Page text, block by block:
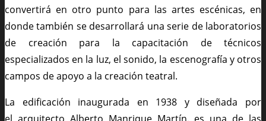
convertirá en otro punto para las artes escénicas, en
donde también se desarrollará una serie de laboratorios
de creación para la capacitación de técnicos
especializados en la luz, el sonido, la escenografía y otros
campos de apoyo a la creación teatral.
La edificación inaugurada en 1938 y diseñada por